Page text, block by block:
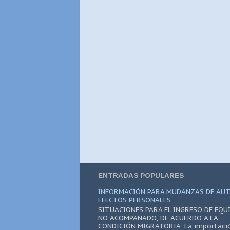
ENTRADAS POPULARES
INFORMACIÓN PARA MUDANZAS DE
EFECTOS PERSONALES
SITUACIONES PARA EL INGRESO DE
NO ACOMPAÑADO, DE ACUERDO A LA
CONDICIÓN MIGRATORIA. La